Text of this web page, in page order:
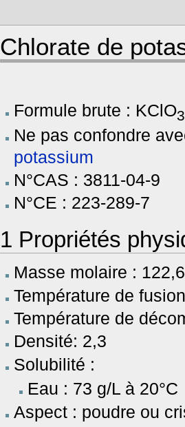
Chlorate de
Formule brute : KClO3
Ne pas confondre
potassium
N°CAS : 3811-04-9
N°CE : 223-289-7
1 Propriétés
Masse molaire :
Température de
Température de
Densité: 2,3
Solubilité :
Eau : 73 g/L à 20°C
Aspect : poudre ou